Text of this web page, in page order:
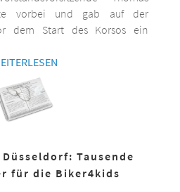
vorbei und gab auf der
dem Start des Korsos ein
Tausende
für die Biker4kids